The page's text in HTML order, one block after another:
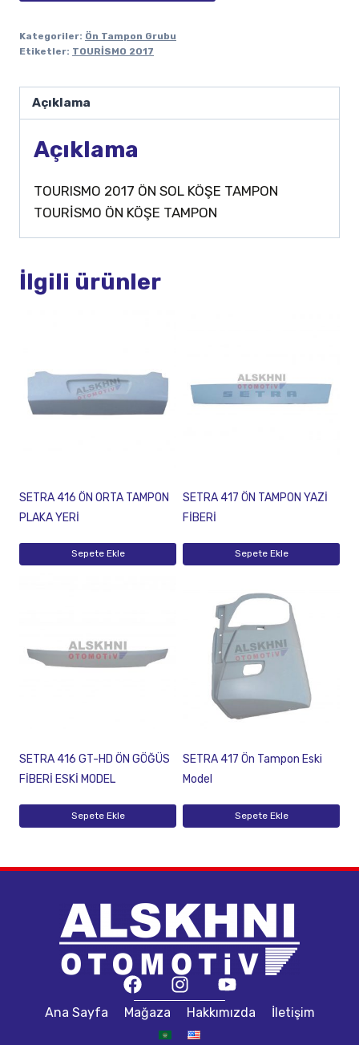
Kategoriler: Ön Tampon Grubu
Etiketler: TOURİSMO 2017
Açıklama
Açıklama
TOURISMO 2017 ÖN SOL KÖŞE TAMPON
TOURİSMO ÖN KÖŞE TAMPON
İlgili ürünler
SETRA 416 ÖN ORTA TAMPON
PLAKA YERİ
Sepete Ekle
SETRA 417 ÖN TAMPON YAZİ
FİBERİ
Sepete Ekle
SETRA 416 GT-HD ÖN GÖĞÜS
FİBERİ ESKİ MODEL
Sepete Ekle
SETRA 417 Ön Tampon Eski
Model
Sepete Ekle
Ana Sayfa Mağaza Hakkımızda İletişim